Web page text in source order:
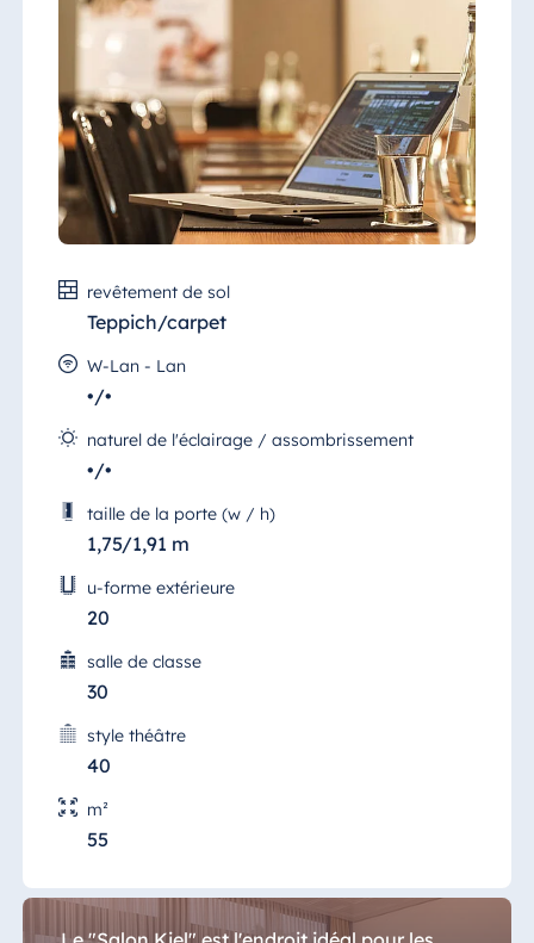
Le salon convient bien comme salle de
réunion et salle de groupe et ne dispose pas
de technique de réunion fixe. Il n'est loué
qu'en combinaison avec la "Saal Maritim"
(Salle Maritim) et le "Saal Schleswig-
Holstein" (Salle Schleswig-Holstein), car
l'accès n'est possible que par l'une de ces
salles.
revêtement de sol
Teppich/carpet
W-Lan - Lan
•/•
naturel de l'éclairage / assombrissement
•/•
taille de la porte (w / h)
1,75/1,91 m
u-forme extérieure
20
salle de classe
30
style théâtre
40
m²
55
Salon Kiel
Loin du bruit frénétique des grandes villes,
sur l'essentiel.